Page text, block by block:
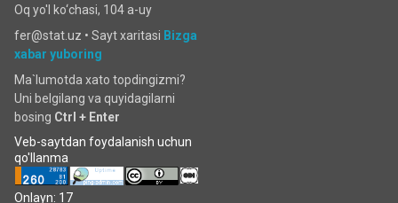
Oq yo'l ko‘chаsi, 104 a-uy
fer@stat.uz • Sayt xaritasi Bizga
xabar yuboring
Ma`lumotda xato topdingizmi?
Uni belgilang va quyidagilarni
bosing Ctrl + Enter
Veb-saytdan foydalanish uchun
qo'llanma
Onlayn: 17